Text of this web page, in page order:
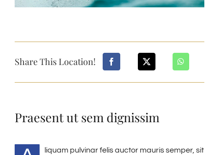
Share This Location!
Praesent ut sem dignissim
liquam pulvinar felis auctor mauris semper, sit